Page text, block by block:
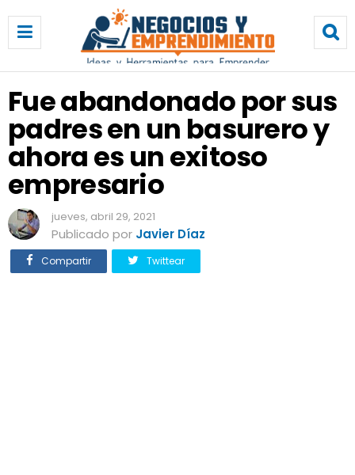
e
a
a
n
d
o
a
o
p
o
r
Fue abandonado por sus
padres en un basurero y
ahora es un exitoso
empresario
jueves, abril 29, 2021
Publicado por Javier Díaz
Compartir Twittear